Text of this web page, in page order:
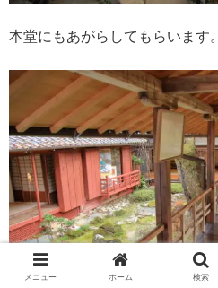
本堂にもあがらしてもらいます。
メニュー ホーム 検索